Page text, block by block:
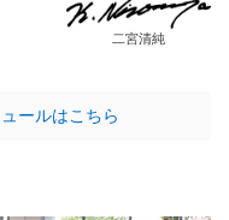
二宮清純
ールはこちら